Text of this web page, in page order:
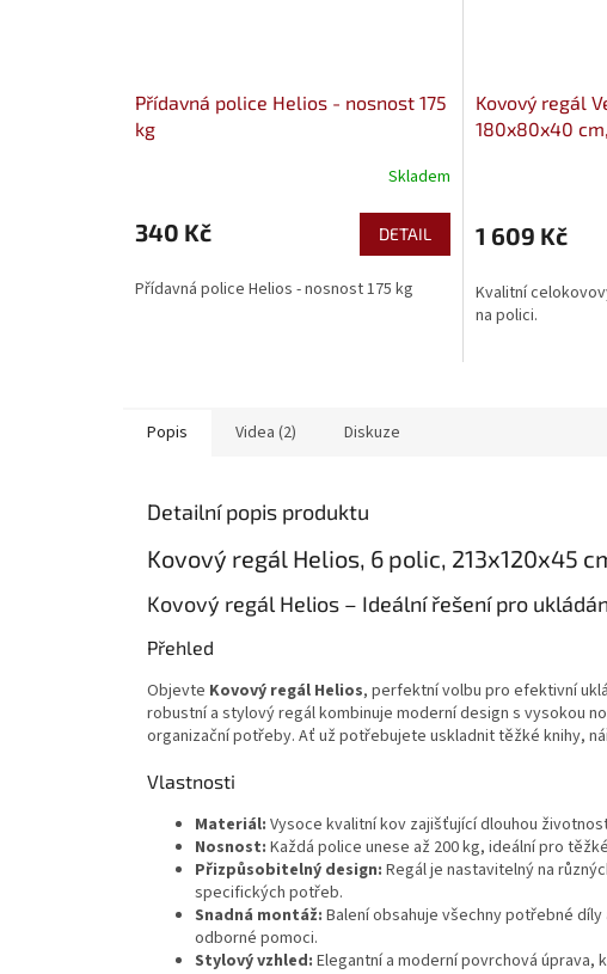
Přídavná police Helios - nosnost 175
kg
Skladem
340 Kč DETAIL
Přídavná police Helios - nosnost 175 kg
Kovový regál
180x80x40
1 609 Kč
Kvalitní
na polici.
Popis Videa (2) Diskuze
Detailní popis produktu
Kovový regál Helios, 6 polic, 213x120x45
Kovový regál Helios – Ideální řešení pro
Přehled
Objevte Kovový regál Helios, perfektní volbu pro efektivní
robustní a stylový regál kombinuje moderní design s vysokou
organizační potřeby. Ať už potřebujete uskladnit těžké knihy,
Vlastnosti
Materiál: Vysoce kvalitní kov zajišťující dlouhou
Nosnost: Každá police unese až 200 kg, ideální pro
Přizpůsobitelný design: Regál je nastavitelný na
specifických potřeb.
Snadná montáž: Balení obsahuje všechny potřebné
odborné pomoci.
Stylový vzhled: Elegantní a moderní povrchová